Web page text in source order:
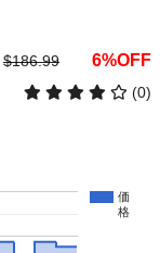
$186.99 6%OFF
(0)
価
格